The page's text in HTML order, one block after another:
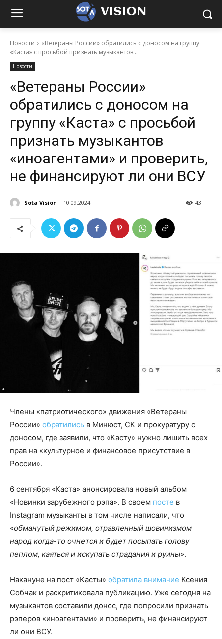
VISION
Новости
«Ветераны России» обратились с доносом на группу
«Каста» с просьбой признать музыкантов...
Новости
«Ветераны России»
обратились с доносом на
группу «Каста» с просьбой
признать музыкантов
«иноагентами» и проверить,
не финансируют ли они ВСУ
Sota Vision 10.09.2024 43
Члены «патриотического» движения «Ветераны
России» обратились в Минюст, СК и прокуратуру с
доносом, где заявили, что «Касту» нужно лишить всех
прав на «культурное и финансовое присутствие в
России».
6 сентября «Каста» анонсировала новый альбом
«Новинки зарубежного рэпа». В своем посте в
Instagram музыканты в том числе написали, что
«обманутый режимом, отравленный шовинизмом
народ когда-то очнется и будет посыпать голову
пеплом, каяться и искупать страдания и руины».
Накануне на пост «Касты» обратила внимание Ксения
Собчак и раскритиковала публикацию. Уже сегодня на
музыкантов составили донос, где попросили признать
рэперов «иноагентами» и проверить, не финансируют
ли они ВСУ.